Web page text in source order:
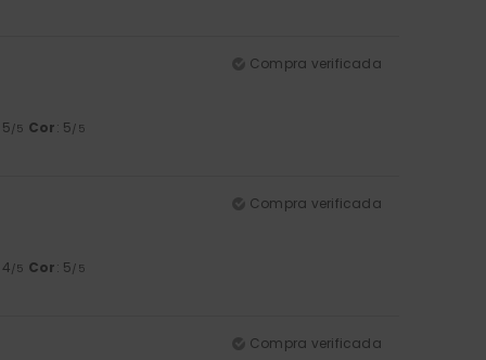
Compra verificada
/5 Cor: 5/5
Compra verificada
/5 Cor: 5/5
Compra verificada